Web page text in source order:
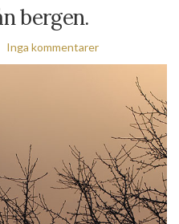
bergen.
Inga kommentarer